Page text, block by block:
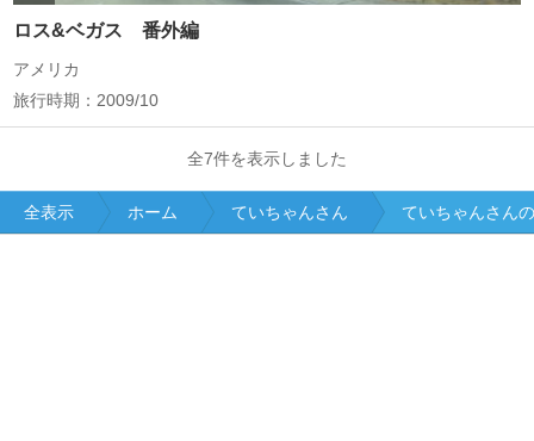
ロス&ベガス 番外編
アメリカ
旅行時期：2009/10
全7件を表示しました
全表示 ホーム ていちゃんさん ていちゃんさん